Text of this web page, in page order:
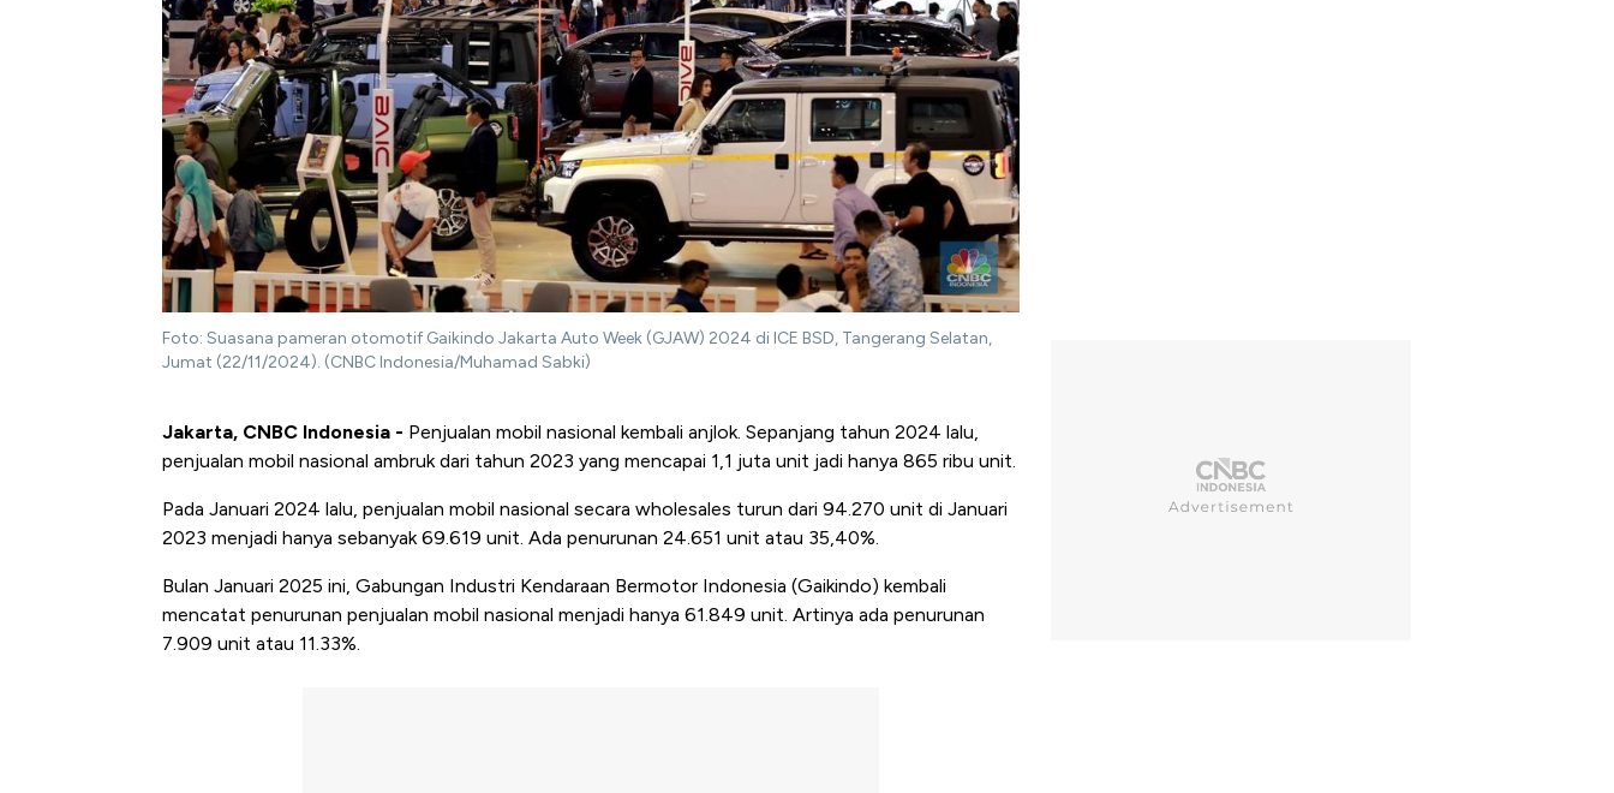
Foto: Suasana pameran otomotif Gaikindo Jakarta Auto Week (GJAW) 2024 di ICE BSD, Tangerang Selatan,
Jumat (22/11/2024). (CNBC Indonesia/Muhamad Sabki)
Jakarta, CNBC Indonesia - Penjualan mobil nasional kembali anjlok. Sepanjang tahun 2024 lalu,
penjualan mobil nasional ambruk dari tahun 2023 yang mencapai 1,1 juta unit jadi hanya 865 ribu unit.
Pada Januari 2024 lalu, penjualan mobil nasional secara wholesales turun dari 94.270 unit di Januari
2023 menjadi hanya sebanyak 69.619 unit. Ada penurunan 24.651 unit atau 35,40%.
Bulan Januari 2025 ini, Gabungan Industri Kendaraan Bermotor Indonesia (Gaikindo) kembali
mencatat penurunan penjualan mobil nasional menjadi hanya 61.849 unit. Artinya ada penurunan
7.909 unit atau 11.33%.